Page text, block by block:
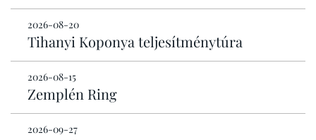
2026-08-20
Tihanyi Koponya teljesítménytúra
2026-08-15
Zemplén Ring
2026-09-27